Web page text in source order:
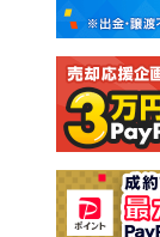
新築一戸建て
注文住宅
売却査定